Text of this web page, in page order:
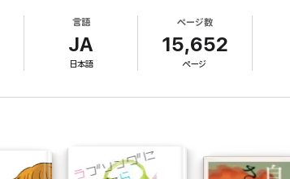
言語
JA
日本語
ページ数
15,652
ページ